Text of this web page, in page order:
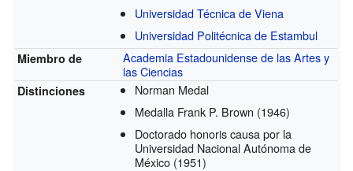
Universidad Técnica de Viena
Universidad Politécnica de Estambul
Miembro de
Academia Estadounidense de las Artes y
las Ciencias
Distinciones
Norman Medal
Medalla Frank P. Brown (1946)
Doctorado honoris causa por la
Universidad Nacional Autónoma de
México (1951)